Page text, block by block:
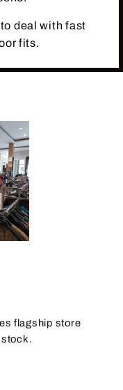
deal with fast
fits.
flagship store
stock.